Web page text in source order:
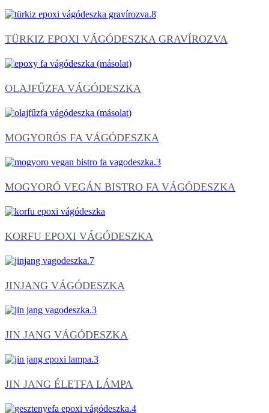
TÜRKIZ EPOXI VÁGÓDESZKA GRAVÍROZVA
OLAJFŰZFA VÁGÓDESZKA
MOGYORÓS FA VÁGÓDESZKA
MOGYORÓ VEGÁN BISTRO FA VÁGÓDESZKA
KORFU EPOXI VÁGÓDESZKA
JINJANG VÁGÓDESZKA
JIN JANG VÁGÓDESZKA
JIN JANG ÉLETFA LÁMPA